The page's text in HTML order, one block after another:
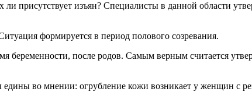
присутствует изъян? Специалисты в данной области
формируется в период полового созревания.
после родов. Самым верным считается
во мнении: огрубление кожи возникает у женщин с